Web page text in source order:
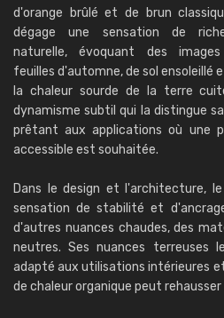
d'orange brûlé et de brun
dégage une sensation de
naturelle, évoquant des
feuilles d'automne, de sol ensoleillé
la chaleur sourde de la terre
dynamisme subtil qui la distingue
prêtant aux applications où une
accessible est souhaitée.
Dans le design et l'architecture,
sensation de stabilité et
d'autres nuances chaudes, des
neutres. Ses nuances terreuses
adapté aux utilisations intérieures
de chaleur organique peut